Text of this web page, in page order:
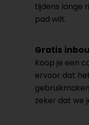
tijdens lange
pad wilt.
Gratis
Koop je een
ervoor dat
zeker dat we